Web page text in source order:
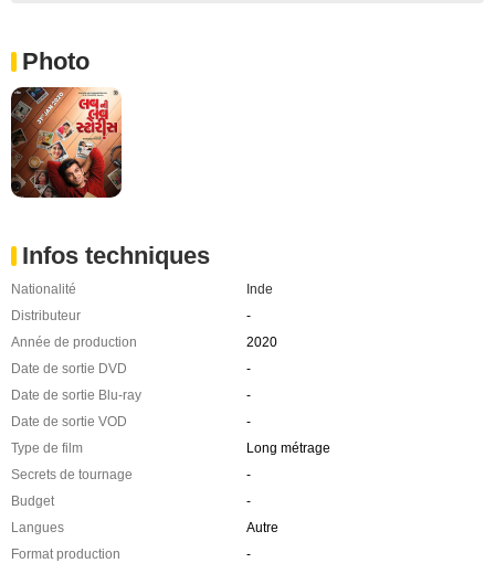
Photo
Infos techniques
Nationalité
Inde
Distributeur
-
Année de production
2020
Date de sortie DVD
-
Date de sortie Blu-ray
-
Date de sortie VOD
-
Type de film
Long métrage
Secrets de tournage
-
Budget
-
Langues
Autre
Format production
-